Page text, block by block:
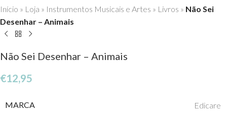
Início » Loja » Instrumentos Musicais e Artes » Livros » Não Sei
Desenhar – Animais
Não Sei Desenhar – Animais
€12,95
MARCA Edicare